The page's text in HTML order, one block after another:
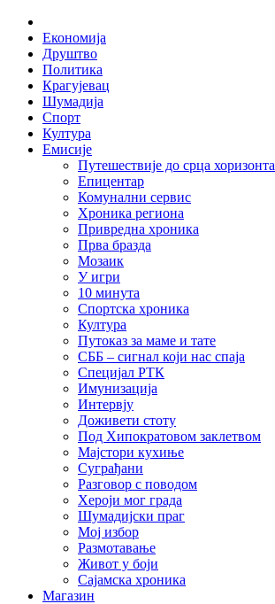
Skip
content
Економија
Друштво
Политика
Крагујевац
Шумадија
Спорт
Култура
Емисије
Путешествије до срца хоризонта
Епицентар
Комунални сервис
Хроника региона
Привредна хроника
Прва бразда
Мозаик
У игри
10 минута
Спортска хроника
Култура
Путоказ за маме и тате
СББ – сигнал који нас спаја
Специјал РТК
Имунизација
Интервју
Доживети стоту
Под Хипократовом заклетвом
Мајстори кухиње
Суграђани
Разговор с поводом
Хероји мог града
Шумадијски праг
Мој избор
Размотавање
Живот у боји
Сајамска хроника
Магазин